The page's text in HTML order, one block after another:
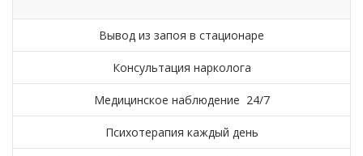
Вывод из запоя в стационаре
Консультация нарколога
Медицинское наблюдение 24/7
Психотерапия каждый день